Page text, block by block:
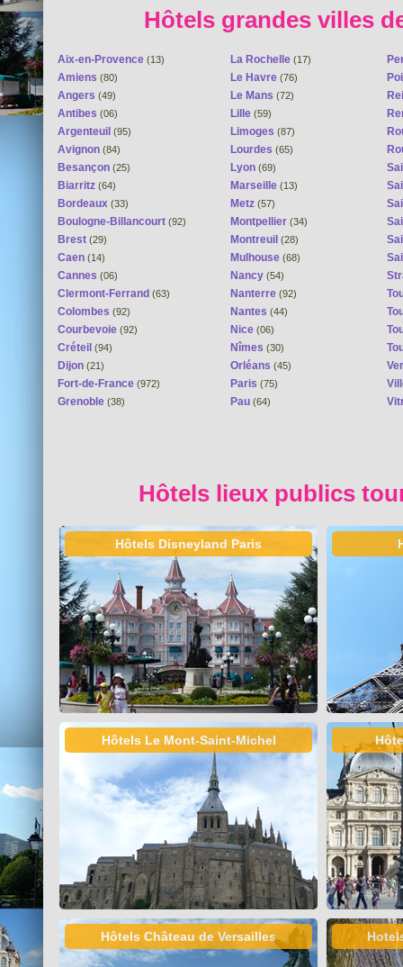
Hôtels grandes villes
Aix-en-Provence (13)
Amiens (80)
Angers (49)
Antibes (06)
Argenteuil (95)
Avignon (84)
Besançon (25)
Biarritz (64)
Bordeaux (33)
Boulogne-Billancourt (92)
Brest (29)
Caen (14)
Cannes (06)
Clermont-Ferrand (63)
Colombes (92)
Courbevoie (92)
Créteil (94)
Dijon (21)
Fort-de-France (972)
Grenoble (38)
La Rochelle (17)
Le Havre (76)
Le Mans (72)
Lille (59)
Limoges (87)
Lourdes (65)
Lyon (69)
Marseille (13)
Metz (57)
Montpellier (34)
Montreuil (28)
Mulhouse (68)
Nancy (54)
Nanterre (92)
Nantes (44)
Nice (06)
Nîmes (30)
Orléans (45)
Paris (75)
Pau (64)
Hôtels lieux publics
Hôtels Disneyland Paris
Hôtels Le Mont-Saint-Michel
Hôtels Château de Versailles